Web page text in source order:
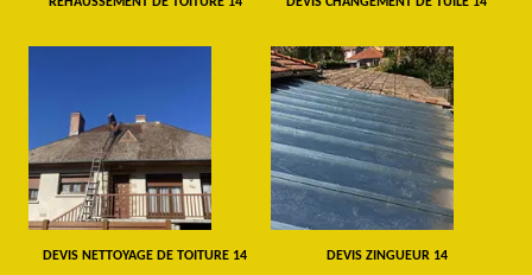
DEVIS NETTOYAGE DE TOITURE 14 DEVIS ZINGUEUR 14